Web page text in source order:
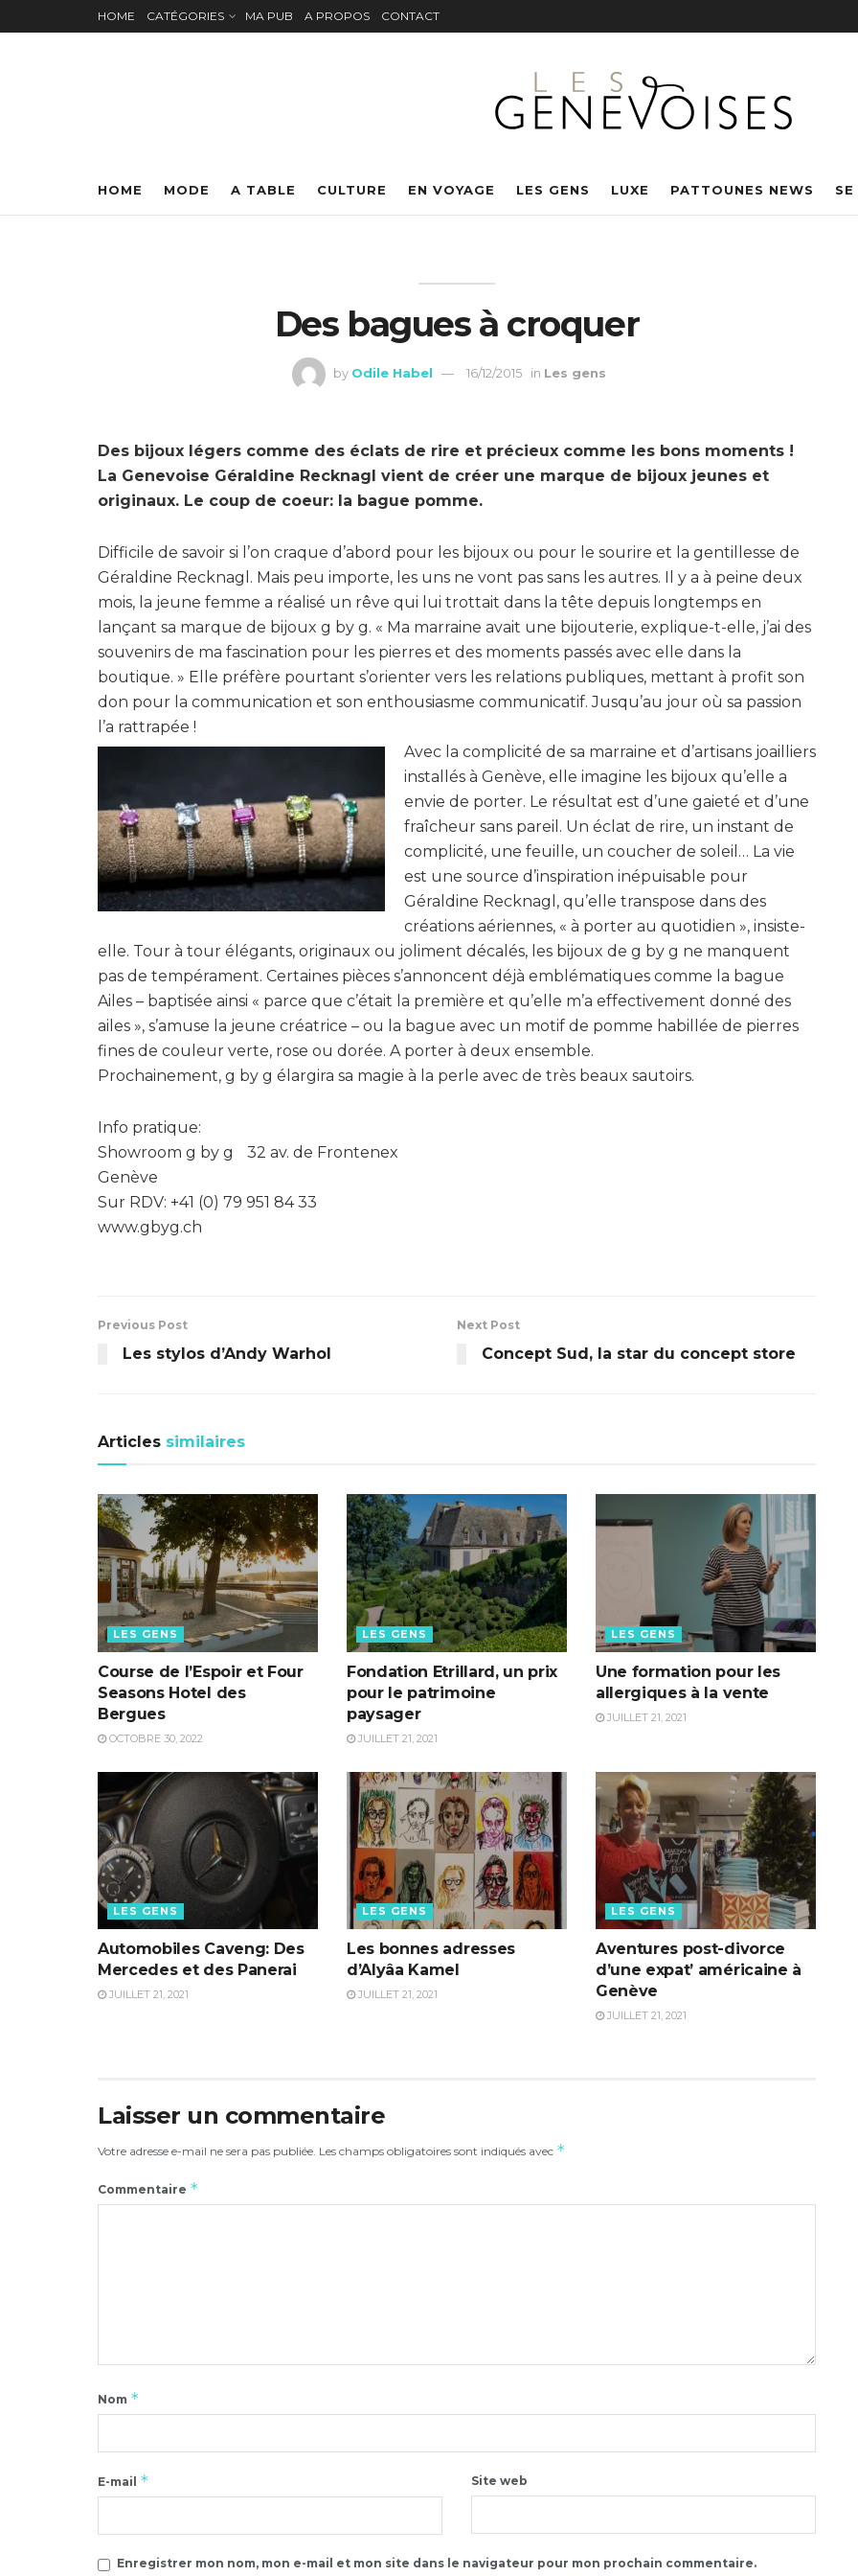
HOME CATÉGORIES MA PUB A PROPOS CONTACT
HOME MODE A TABLE CULTURE EN VOYAGE LES GENS LUXE PATTOUNES NEWS
Des bagues à croquer
by Odile Habel 16/12/2015 in Les gens
Des bijoux légers comme des éclats de rire et précieux comme les bons moments !
La Genevoise Géraldine Recknagl vient de créer une marque de bijoux jeunes et
originaux. Le coup de coeur: la bague pomme.
Difficile de savoir si l’on craque d’abord pour les bijoux ou pour le sourire et la gentillesse de
Géraldine Recknagl. Mais peu importe, les uns ne vont pas sans les autres. Il y a à peine deux
mois, la jeune femme a réalisé un rêve qui lui trottait dans la tête depuis longtemps en
lançant sa marque de bijoux g by g. « Ma marraine avait une bijouterie, explique-t-elle, j’ai des
souvenirs de ma fascination pour les pierres et des moments passés avec elle dans la
boutique. » Elle préfère pourtant s’orienter vers les relations publiques, mettant à profit son
don pour la communication et son enthousiasme communicatif. Jusqu’au jour où sa passion
l’a rattrapée !
Avec la complicité de sa marraine et d’artisans joailliers
installés à Genève, elle imagine les bijoux qu’elle a
envie de porter. Le résultat est d’une gaieté et d’une
fraîcheur sans pareil. Un éclat de rire, un instant de
complicité, une feuille, un coucher de soleil… La vie
est une source d’inspiration inépuisable pour
Géraldine Recknagl, qu’elle transpose dans des
créations aériennes, « à porter au quotidien », insiste-
elle. Tour à tour élégants, originaux ou joliment décalés, les bijoux de g by g ne manquent
pas de tempérament. Certaines pièces s’annoncent déjà emblématiques comme la bague
Ailes – baptisée ainsi « parce que c’était la première et qu’elle m’a effectivement donné des
ailes », s’amuse la jeune créatrice – ou la bague avec un motif de pomme habillée de pierres
fines de couleur verte, rose ou dorée. A porter à deux ensemble.
Prochainement, g by g élargira sa magie à la perle avec de très beaux sautoirs.
Info pratique:
Showroom g by g 32 av. de Frontenex
Genève
Sur RDV: +41 (0) 79 951 84 33
www.gbyg.ch
Previous Post
Les stylos d’Andy Warhol
Next Post
Concept Sud, la star du concept store
Articles similaires
LES GENS
Course de l’Espoir et Four
Seasons Hotel des
Bergues
OCTOBRE 30, 2022
LES GENS
Fondation Etrillard, un prix
pour le patrimoine
paysager
JUILLET 21, 2021
LES GENS
Une formation pour les
allergiques à la vente
JUILLET 21, 2021
LES GENS
Automobiles Caveng: Des
Mercedes et des Panerai
JUILLET 21, 2021
LES GENS
Les bonnes adresses
d’Alyâa Kamel
JUILLET 21, 2021
LES GENS
Aventures post-divorce
d’une expat’ américaine à
Genève
JUILLET 21, 2021
Laisser un commentaire
Votre adresse e-mail ne sera pas publiée. Les champs obligatoires sont indiqués avec *
Commentaire *
Nom *
E-mail * Site web
Enregistrer mon nom, mon e-mail et mon site dans le navigateur pour mon prochain commentaire.